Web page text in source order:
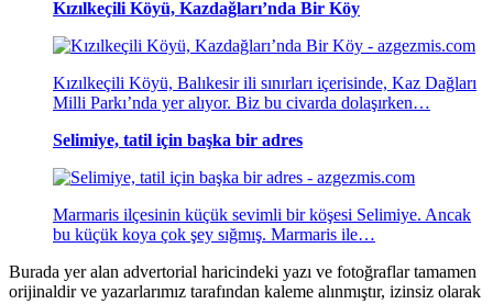
Kızılkeçili Köyü, Kazdağları’nda Bir Köy
Kızılkeçili Köyü, Balıkesir ili sınırları içerisinde, Kaz Dağları
Milli Parkı’nda yer alıyor. Biz bu civarda dolaşırken…
Selimiye, tatil için başka bir adres
Marmaris ilçesinin küçük sevimli bir köşesi Selimiye. Ancak
bu küçük koya çok şey sığmış. Marmaris ile…
Burada yer alan advertorial haricindeki yazı ve fotoğraflar tamamen
orijinaldir ve yazarlarımız tarafından kaleme alınmıştır, izinsiz olarak